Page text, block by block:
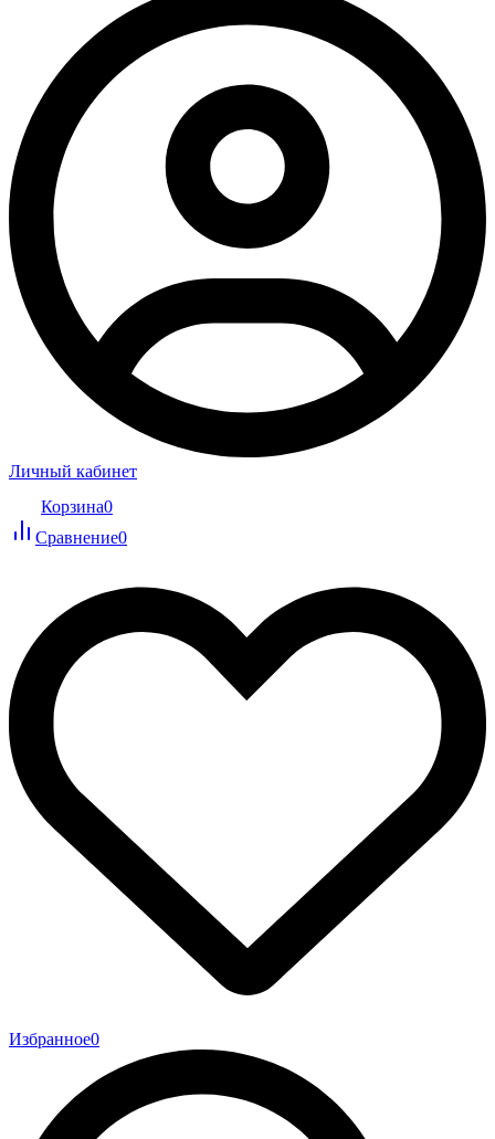
Личный кабинет
Корзина0
Сравнение0
Избранное0